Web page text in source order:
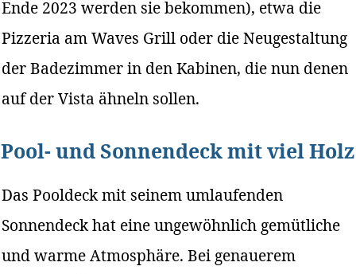
Ende 2023 werden sie bekommen), etwa die
Pizzeria am Waves Grill oder die Neugestaltung
der Badezimmer in den Kabinen, die nun denen
auf der Vista ähneln sollen.
Pool- und Sonnendeck mit viel Holz
Das Pooldeck mit seinem umlaufenden
Sonnendeck hat eine ungewöhnlich gemütliche
und warme Atmosphäre. Bei genauerem